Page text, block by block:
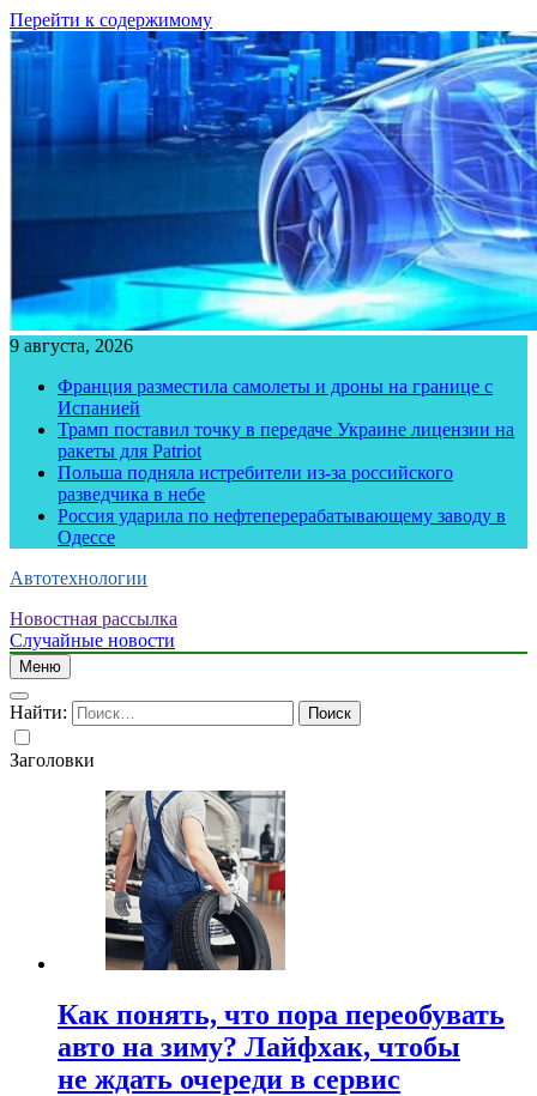
Перейти к содержимому
9 августа, 2026
Франция разместила самолеты и дроны на границе с
Испанией
Трамп поставил точку в передаче Украине лицензии на
ракеты для Patriot
Польша подняла истребители из-за российского
разведчика в небе
Россия ударила по нефтеперерабатывающему заводу в
Одессе
Автотехнологии
Новостная рассылка
Случайные новости
Меню
Найти:
Заголовки
Как понять, что пора переобувать
авто на зиму? Лайфхак, чтобы
не ждать очереди в сервис